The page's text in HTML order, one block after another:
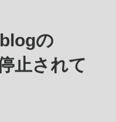
の
止されて